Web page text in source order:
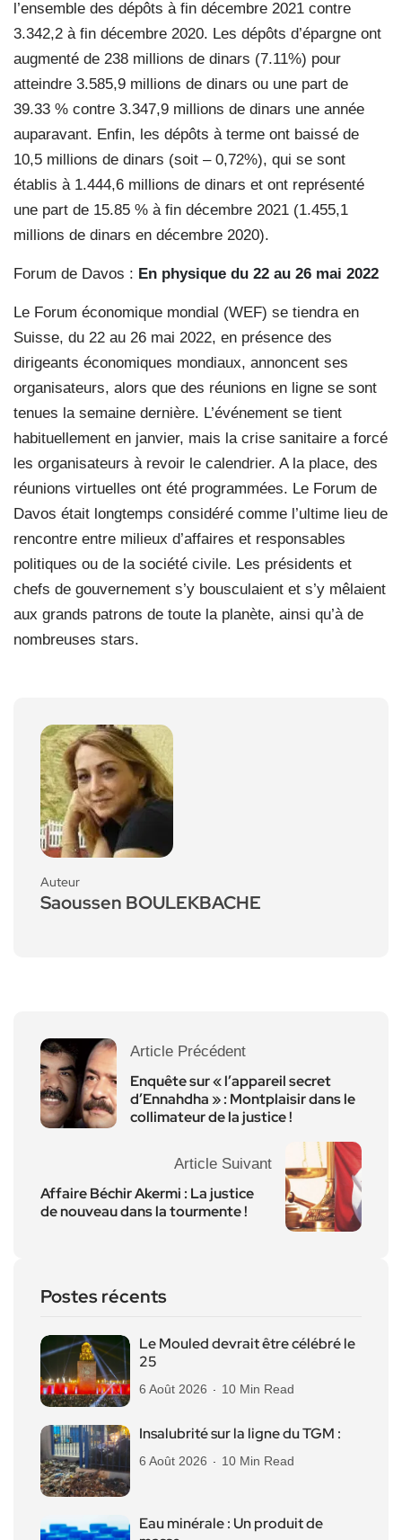
l’ensemble des dépôts à fin décembre 2021 contre
3.342,2 à fin décembre 2020. Les dépôts d’épargne ont
augmenté de 238 millions de dinars (7.11%) pour
atteindre 3.585,9 millions de dinars ou une part de
39.33 % contre 3.347,9 millions de dinars une année
auparavant. Enfin, les dépôts à terme ont baissé de
10,5 millions de dinars (soit – 0,72%), qui se sont
établis à 1.444,6 millions de dinars et ont représenté
une part de 15.85 % à fin décembre 2021 (1.455,1
millions de dinars en décembre 2020).
Forum de Davos : En physique du 22 au 26 mai 2022
Le Forum économique mondial (WEF) se tiendra en
Suisse, du 22 au 26 mai 2022, en présence des
dirigeants économiques mondiaux, annoncent ses
organisateurs, alors que des réunions en ligne se sont
tenues la semaine dernière. L’événement se tient
habituellement en janvier, mais la crise sanitaire a forcé
les organisateurs à revoir le calendrier. A la place, des
réunions virtuelles ont été programmées. Le Forum de
Davos était longtemps considéré comme l’ultime lieu de
rencontre entre milieux d’affaires et responsables
politiques ou de la société civile. Les présidents et
chefs de gouvernement s’y bousculaient et s’y mêlaient
aux grands patrons de toute la planète, ainsi qu’à de
nombreuses stars.
Auteur
Saoussen BOULEKBACHE
Article Précédent
Enquête sur « l’appareil secret
d’Ennahdha » : Montplaisir dans le
collimateur de la justice !
Article Suivant
Affaire Béchir Akermi : La justice
de nouveau dans la tourmente !
Postes récents
Le Mouled devrait être célébré le
25
6 Août 2026 10 Min Read
Insalubrité sur la ligne du TGM :
6 Août 2026 10 Min Read
Eau minérale : Un produit de